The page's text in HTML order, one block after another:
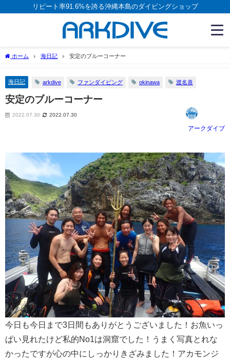
リピート率91.6%を誇る沖縄本島のダイビングショップ
ホーム 海日記 安定のブルーコーナー
海日記 arkdive ファンダイビング okinawa 渡名喜
安定のブルーコーナー
2022.07.30 2022.07.30
アークダイブ
今日も今日まで3日間もありがとうございました！お魚いっ
ぱい見れたけど私的No1は洞窟でした！うまく写真とれな
かったですが心の中にしっかりきざみました！アカモンジ